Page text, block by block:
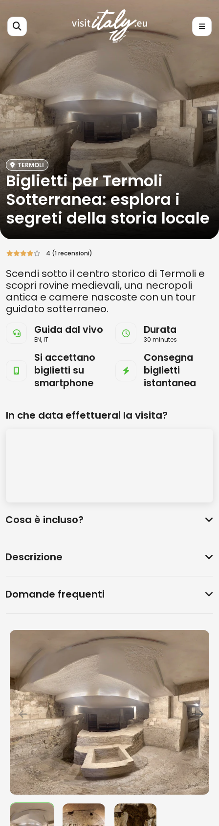
TERMOLI
Biglietti per Termoli
Sotterranea: esplora i
segreti della storia locale
4 (1 recensioni)
Scendi sotto il centro storico di Termoli e
scopri rovine medievali, una necropoli
antica e camere nascoste con un tour
guidato sotterraneo.
Guida dal vivo
EN, IT
Durata
30 minutes
Si accettano
biglietti su
smartphone
Consegna
biglietti
istantanea
In che data effettuerai la visita?
Cosa è incluso?
Descrizione
Domande frequenti